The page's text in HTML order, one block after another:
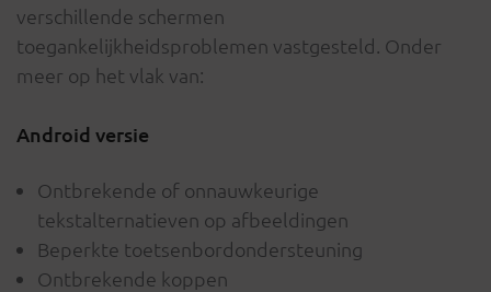
verschillende schermen
toegankelijkheidsproblemen vastgesteld. Onder
meer op het vlak van:
Android versie
Ontbrekende of onnauwkeurige
tekstalternatieven op afbeeldingen
Beperkte toetsenbordondersteuning
Ontbrekende koppen